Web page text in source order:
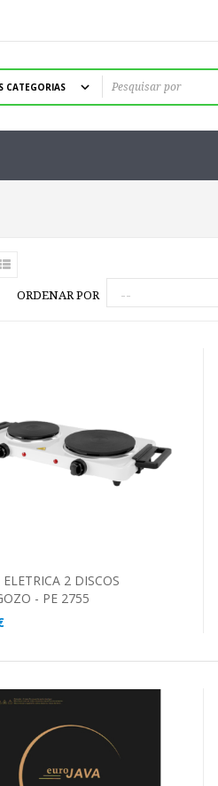
ORDENAR POR
AO CARRINHO
ELETRICA 2 DISCOS
- PE 2755
AO CARRINHO